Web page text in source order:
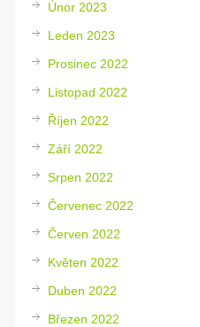
Únor 2023
Leden 2023
Prosinec 2022
Listopad 2022
Říjen 2022
Září 2022
Srpen 2022
Červenec 2022
Červen 2022
Květen 2022
Duben 2022
Březen 2022